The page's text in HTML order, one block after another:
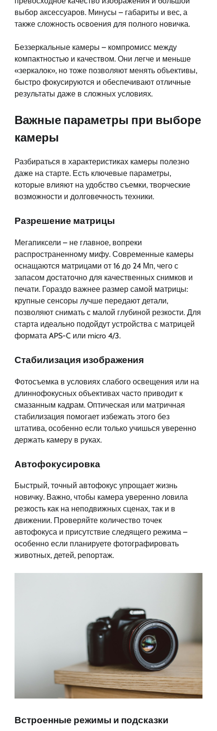
выбор аксессуаров. Минусы – габариты и вес, а
также сложность освоения для полного новичка.
Беззеркальные камеры – компромисс между
компактностью и качеством. Они легче и меньше
«зеркалок», но тоже позволяют менять объективы,
быстро фокусируются и обеспечивают отличные
результаты даже в сложных условиях.
Важные параметры при выборе
камеры
Разбираться в характеристиках камеры полезно
даже на старте. Есть ключевые параметры,
которые влияют на удобство съемки, творческие
возможности и долговечность техники.
Разрешение матрицы
Мегапиксели – не главное, вопреки
распространенному мифу. Современные камеры
оснащаются матрицами от 16 до 24 Мп, чего с
запасом достаточно для качественных снимков и
печати. Гораздо важнее размер самой матрицы:
крупные сенсоры лучше передают детали,
позволяют снимать с малой глубиной резкости. Для
старта идеально подойдут устройства с матрицей
формата APS-C или micro 4/3.
Стабилизация изображения
Фотосъемка в условиях слабого освещения или на
длиннофокусных объективах часто приводит к
смазанным кадрам. Оптическая или матричная
стабилизация помогает избежать этого без
штатива, особенно если только учишься уверенно
держать камеру в руках.
Автофокусировка
Быстрый, точный автофокус упрощает жизнь
новичку. Важно, чтобы камера уверенно ловила
резкость как на неподвижных сценах, так и в
движении. Проверяйте количество точек
автофокуса и присутствие следящего режима –
особенно если планируете фотографировать
животных, детей, репортаж.
Встроенные режимы и подсказки